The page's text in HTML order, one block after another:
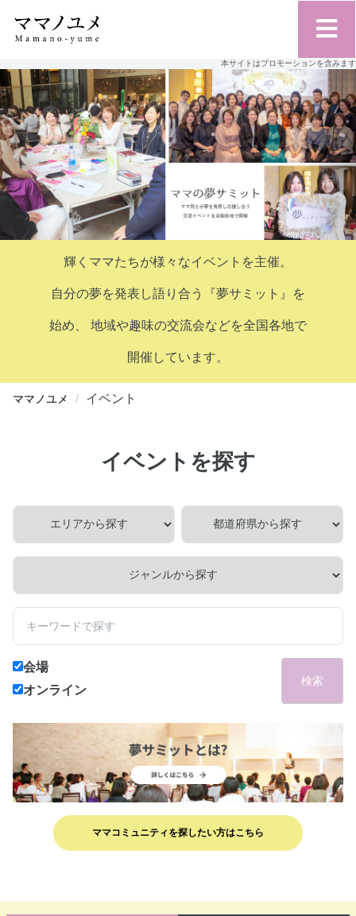
本サイトはプロモーションを含みます
輝くママたちが様々なイベントを主催。
自分の夢を発表し語り合う『夢サミット』を
始め、 地域や趣味の交流会などを全国各地で
開催しています。
ママノユメ イベント
イベントを探す
会場
オンライン
検索
ママコミュニティを探したい方はこちら